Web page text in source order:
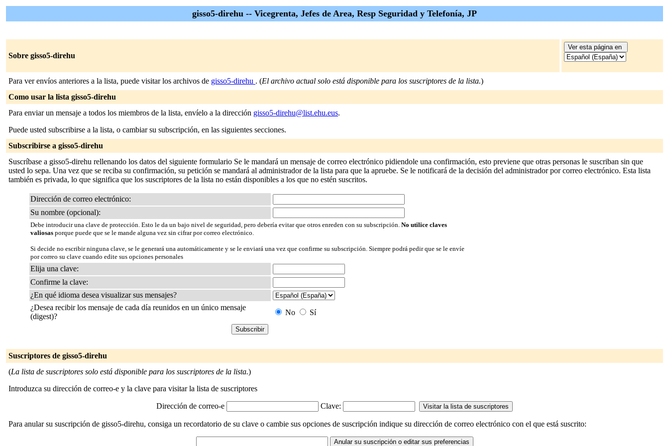
gisso5-direhu -- Vicegrenta, Jefes de Area, Resp Seguridad y Telefonía, JP
Sobre gisso5-direhu
Para ver envíos anteriores a la lista, puede visitar los archivos de gisso5-direhu . (El archivo actual solo está disponible para los suscriptores de la lista.)
Como usar la lista gisso5-direhu
Para enviar un mensaje a todos los miembros de la lista, envíelo a la dirección gisso5-direhu@list.ehu.eus.
Puede usted subscribirse a la lista, o cambiar su subscripción, en las siguientes secciones.
Subscribirse a gisso5-direhu
Suscríbase a gisso5-direhu rellenando los datos del siguiente formulario Se le mandará un mensaje de correo electrónico pidiendole una confirmación, esto previene que otras personas le suscriban sin que
usted lo sepa. Una vez que se reciba su confirmación, su petición se mandará al administrador de la lista para que la apruebe. Se le notificará de la decisión del administrador por correo electrónico. Esta lista
también es privada, lo que significa que los suscriptores de la lista no están disponibles a los que no estén suscritos.
Dirección de correo electrónico:
Su nombre (opcional):
Debe introducir una clave de protección. Esto le da un bajo nivel de seguridad, pero debería evitar que otros enreden con su subscripción. No utilice claves
valiosas porque puede que se le mande alguna vez sin cifrar por correo electrónico.
Si decide no escribir ninguna clave, se le generará una automáticamente y se le enviará una vez que confirme su subscripción. Siempre podrá pedir que se le envíe
por correo su clave cuando edite sus opciones personales
Elija una clave:
Confirme la clave:
¿En qué idioma desea visualizar sus mensajes?
¿Desea recibir los mensaje de cada día reunidos en un único mensaje
(digest)?
No Sí
Suscriptores de gisso5-direhu
(La lista de suscriptores solo está disponible para los suscriptores de la lista.)
Introduzca su dirección de correo-e y la clave para visitar la lista de suscriptores
Dirección de correo-e Clave:
Para anular su suscripción de gisso5-direhu, consiga un recordatorio de su clave o cambie sus opciones de suscripción indique su dirección de correo electrónico con el que está suscrito: